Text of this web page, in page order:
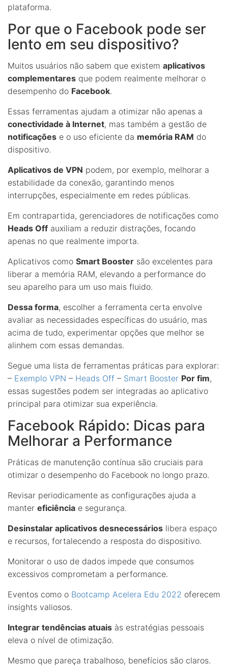
plataforma.
Por que o Facebook pode ser
lento em seu dispositivo?
Muitos usuários não sabem que existem aplicativos
complementares que podem realmente melhorar o
desempenho do Facebook.
Essas ferramentas ajudam a otimizar não apenas a
conectividade à Internet, mas também a gestão de
notificações e o uso eficiente da memória RAM do
dispositivo.
Aplicativos de VPN podem, por exemplo, melhorar a
estabilidade da conexão, garantindo menos
interrupções, especialmente em redes públicas.
Em contrapartida, gerenciadores de notificações como
Heads Off auxiliam a reduzir distrações, focando
apenas no que realmente importa.
Aplicativos como Smart Booster são excelentes para
liberar a memória RAM, elevando a performance do
seu aparelho para um uso mais fluido.
Dessa forma, escolher a ferramenta certa envolve
avaliar as necessidades específicas do usuário, mas
acima de tudo, experimentar opções que melhor se
alinhem com essas demandas.
Segue uma lista de ferramentas práticas para explorar:
– Exemplo VPN – Heads Off – Smart Booster Por fim,
essas sugestões podem ser integradas ao aplicativo
principal para otimizar sua experiência.
Facebook Rápido: Dicas para
Melhorar a Performance
Práticas de manutenção contínua são cruciais para
otimizar o desempenho do Facebook no longo prazo.
Revisar periodicamente as configurações ajuda a
manter eficiência e segurança.
Desinstalar aplicativos desnecessários libera espaço
e recursos, fortalecendo a resposta do dispositivo.
Monitorar o uso de dados impede que consumos
excessivos comprometam a performance.
Eventos como o Bootcamp Acelera Edu 2022 oferecem
insights valiosos.
Integrar tendências atuais às estratégias pessoais
eleva o nível de otimização.
Mesmo que pareça trabalhoso, benefícios são claros.